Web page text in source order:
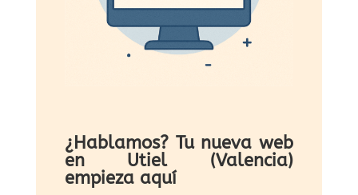
¿Hablamos? Tu nueva web
en Utiel (Valencia)
empieza aquí